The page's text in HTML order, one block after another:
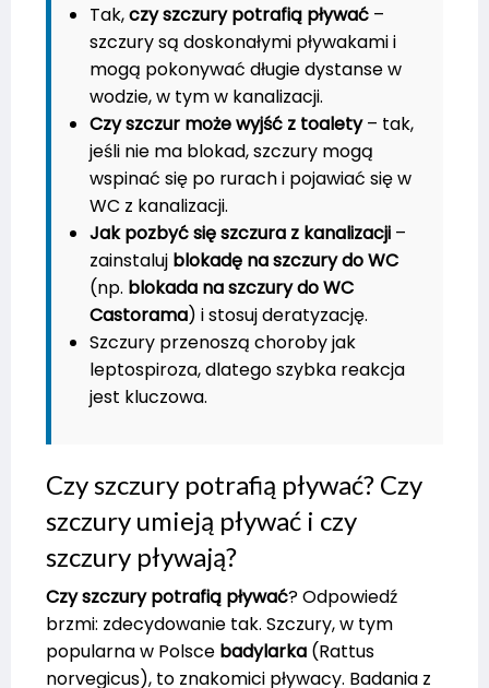
Tak,czy szczury potrafią pływać –
szczury są doskonałymi pływakami i
mogą pokonywać długie dystanse w
wodzie, w tym w kanalizacji.
Czy szczur może wyjść z toalety– tak,
jeśli nie ma blokad, szczury mogą
wspinać się po rurach i pojawiać się w
WC z kanalizacji.
Jak pozbyć się szczura z kanalizacji –
zainstaluj blokadę na szczury do WC
(np. blokada na szczury do WC
Castorama) i stosuj deratyzację.
Szczury przenoszą choroby jak
leptospiroza, dlatego szybka reakcja
jest kluczowa.
Czy szczury potrafią pływać? Czy
szczury umieją pływać i czy
szczury pływają?
Czy szczury potrafią pływać? Odpowiedź
brzmi: zdecydowanie tak. Szczury, w tym
popularna w Polsce badylarka (Rattus
norvegicus), to znakomici pływacy. Badania z